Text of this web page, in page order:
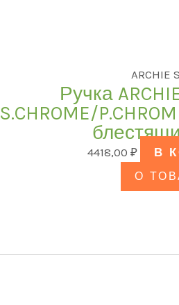
ARCHIE
Ручка
S.CHROME/
4418,00₽ В
О